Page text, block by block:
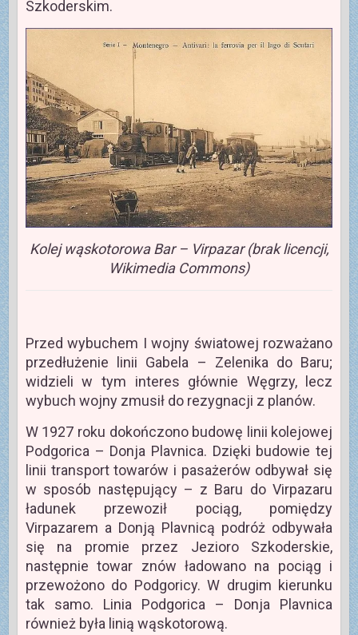
Szkoderskim.
Kolej wąskotorowa Bar – Virpazar (brak licencji,
Wikimedia Commons)
Przed wybuchem I wojny światowej rozważano
przedłużenie linii Gabela – Zelenika do Baru;
widzieli w tym interes głównie Węgrzy, lecz
wybuch wojny zmusił do rezygnacji z planów.
W 1927 roku dokończono budowę linii kolejowej
Podgorica – Donja Plavnica. Dzięki budowie tej
linii transport towarów i pasażerów odbywał się
w sposób następujący – z Baru do Virpazaru
ładunek przewoził pociąg, pomiędzy
Virpazarem a Donją Plavnicą podróż odbywała
się na promie przez Jezioro Szkoderskie,
następnie towar znów ładowano na pociąg i
przewożono do Podgoricy. W drugim kierunku
tak samo. Linia Podgorica – Donja Plavnica
również była linią wąskotorową.